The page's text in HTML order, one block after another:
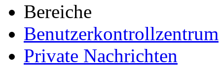
Bereiche
Benutzerkontrollzentrum
Private Nachrichten